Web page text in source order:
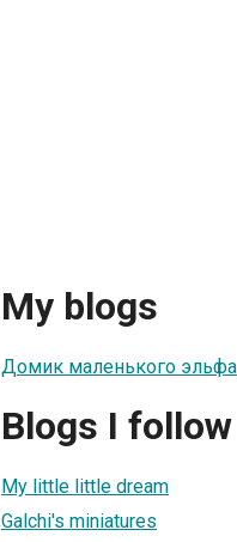
My blogs
Домик маленького эльфа
Blogs I follow
My little little dream
Galchi's miniatures